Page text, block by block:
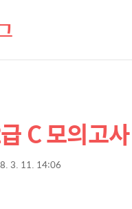
C 모의고
3. 11. 14:06